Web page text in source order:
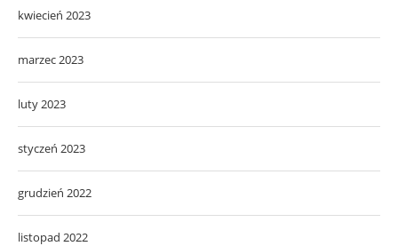
kwiecień 2023
marzec 2023
luty 2023
styczeń 2023
grudzień 2022
listopad 2022